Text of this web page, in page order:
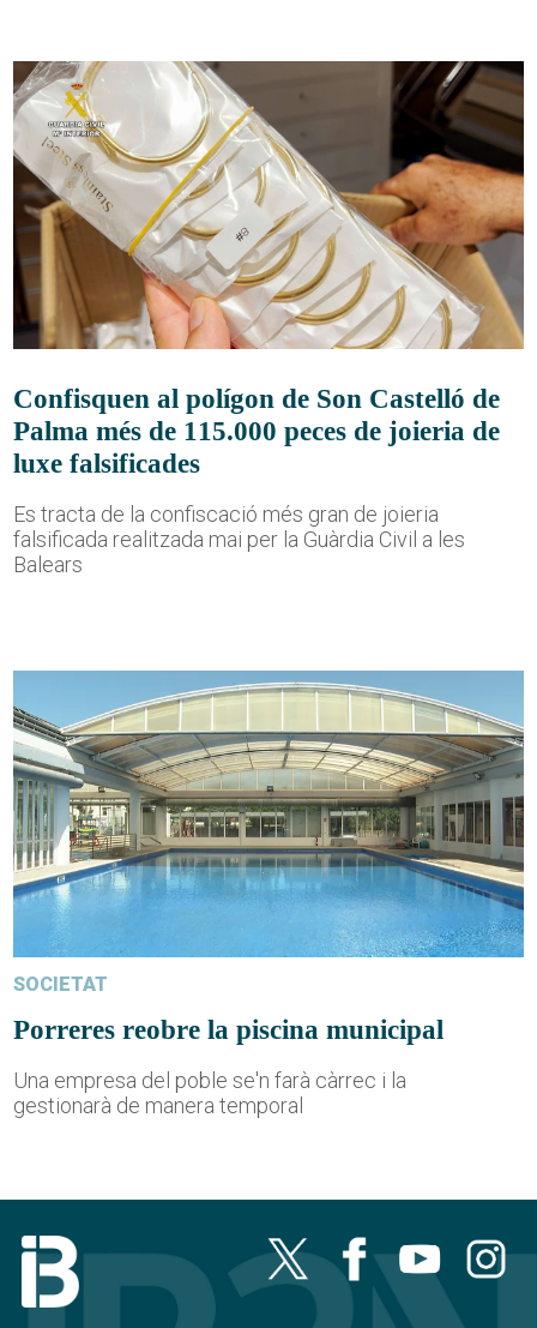
Confisquen al polígon de Son Castelló de
Palma més de 115.000 peces de joieria de
luxe falsificades
Es tracta de la confiscació més gran de joieria
falsificada realitzada mai per la Guàrdia Civil a les
Balears
SOCIETAT
Porreres reobre la piscina municipal
Una empresa del poble se'n farà càrrec i la
gestionarà de manera temporal